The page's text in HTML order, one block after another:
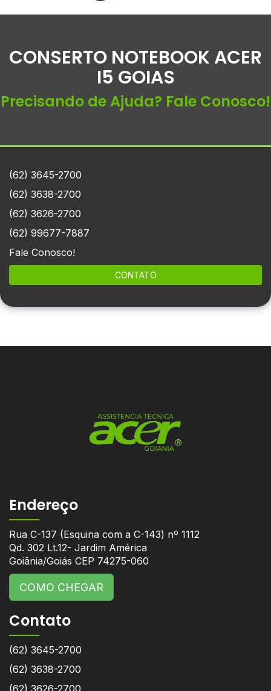
CONSERTO NOTEBOOK ACER
I5 GOIAS
Precisando de Ajuda? Fale Conosco!
(62) 3645-2700
(62) 3638-2700
(62) 3626-2700
(62) 99677-7887
Fale Conosco!
CONTATO
Endereço
Rua C-137 (Esquina com a C-143) nº 1112
Qd. 302 Lt.12- Jardim América
Goiânia/Goiás CEP 74275-060
COMO CHEGAR
Contato
(62) 3645-2700
(62) 3638-2700
(62) 3626-2700